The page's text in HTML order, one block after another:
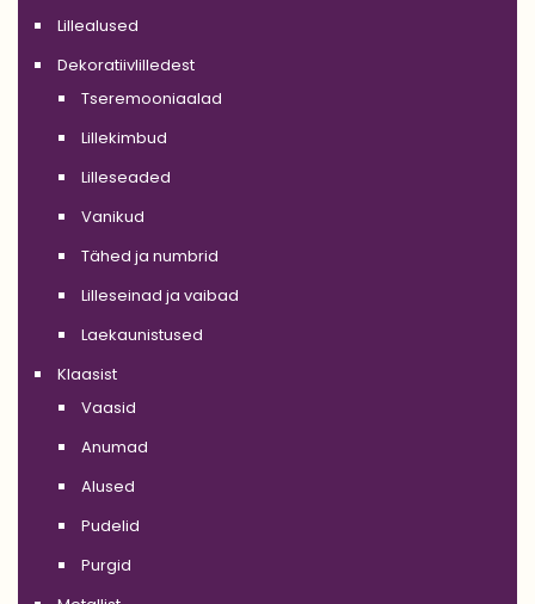
Lillealused
Dekoratiivlilledest
Tseremooniaalad
Lillekimbud
Lilleseaded
Vanikud
Tähed ja numbrid
Lilleseinad ja vaibad
Laekaunistused
Klaasist
Vaasid
Anumad
Alused
Pudelid
Purgid